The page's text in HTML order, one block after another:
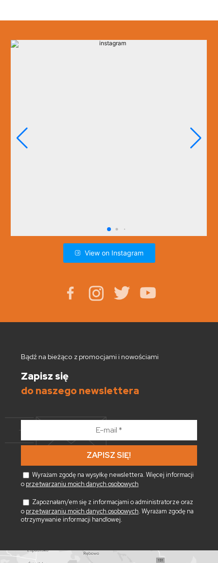
View on Instagram
Bądź na bieżąco z promocjami i nowościami
Zapisz się
do naszego newslettera
*
Wyrażam zgodę na wysyłkę newslettera. Więcej informacji
o przetwarzaniu moich danych osobowych
Zapoznałam/em się z informacjami o administratorze oraz
o przetwarzaniu moich danych osobowych. Wyrażam zgodę na
otrzymywanie informacji handlowej.